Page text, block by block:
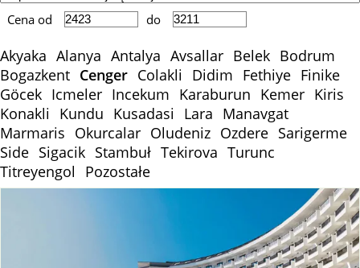
Cena od do
Akyaka Alanya Antalya Avsallar Belek Bodrum
Bogazkent Cenger Colakli Didim Fethiye Finike
Göcek Icmeler Incekum Karaburun Kemer Kiris
Konakli
Kundu Kusadasi Lara Manavgat
Marmaris Okurcalar Oludeniz Ozdere Sarigerme
Side Sigacik Stambuł Tekirova Turunc
Titreyengol
Pozostałe